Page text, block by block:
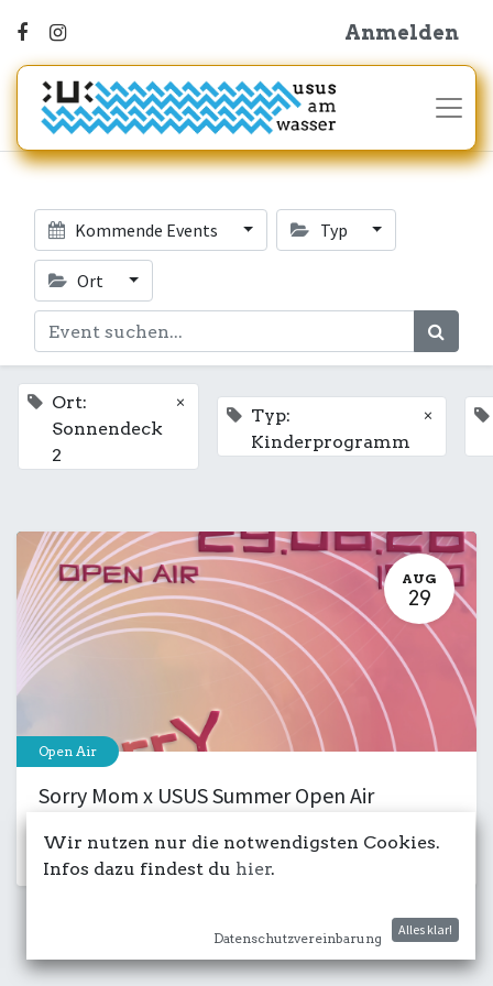
Anmelden
Kommende Events Typ
Ort
Ort:
Sonnendeck
2
×
Typ:
Kinderprogramm
×
AUG
29
Open Air
Sorry Mom x USUS Summer Open Air
Kulturdeck Club Musik Party
Wir nutzen nur die notwendigsten Cookies.
Infos dazu findest du hier.
Datenschutzvereinbarung
Alles klar!